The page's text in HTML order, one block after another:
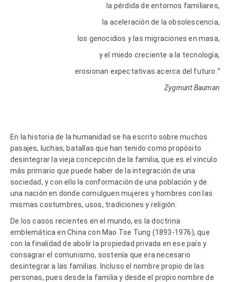
la pérdida de entornos familiares,
la aceleración de la obsolescencia,
los genocidios y las migraciones en masa,
y el miedo creciente a la tecnología,
erosionan expectativas acerca del futuro. ”
Zygmunt Bauman
En la historia de la humanidad se ha escrito sobre muchos
pasajes, luchas, batallas que han tenido como propósito
desintegrar la vieja concepción de la familia, que es el vinculo
más primario que puede haber de la integración de una
sociedad, y con ello la conformación de una población y de
una nación en donde comulguen mujeres y hombres con las
mismas costumbres, usos, tradiciones y religión.
De los casos recientes en el mundo, es la doctrina
emblemática en China con Mao Tse Tung (1893-1976), que
con la finalidad de abolir la propiedad privada en ese país y
consagrar el comunismo, sostenía que era necesario
desintegrar a las familias. Incluso el nombre propio de las
personas, pues desde la familia y desde el propio nombre de